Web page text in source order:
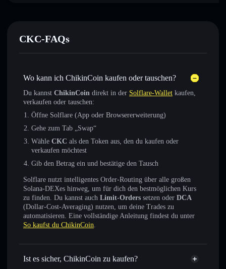
CKC-FAQs
Wo kann ich ChikinCoin kaufen oder tauschen?
Du kannst ChikinCoin direkt in der Solflare-Wallet kaufen,
verkaufen oder tauschen:
Öffne Solflare (App oder Browsererweiterung)
Gehe zum Tab „Swap“
Wähle CKC als den Token aus, den du kaufen oder
verkaufen möchtest
Gib den Betrag ein und bestätige den Tausch
Solflare nutzt intelligentes Order-Routing über alle großen
Solana-DEXes hinweg, um für dich den bestmöglichen Kurs
zu finden. Du kannst auch Limit-Orders setzen oder DCA
(Dollar-Cost-Averaging) nutzen, um deine Trades zu
automatisieren. Eine vollständige Anleitung findest du unter
So kaufst du ChikinCoin.
Ist es sicher, ChikinCoin zu kaufen?